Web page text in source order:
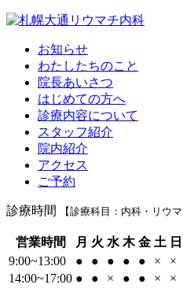
お知らせ
わたしたちのこと
院長あいさつ
はじめての方へ
診療内容について
スタッフ紹介
院内紹介
アクセス
ご予約
診療時間 【診療科目：内科・リウマ
営業時間 月 火 水 木 金 土 日
9:00~13:00
● ● ● ● ● ×
×
14:00~17:00 ● ● × ● ● × ×